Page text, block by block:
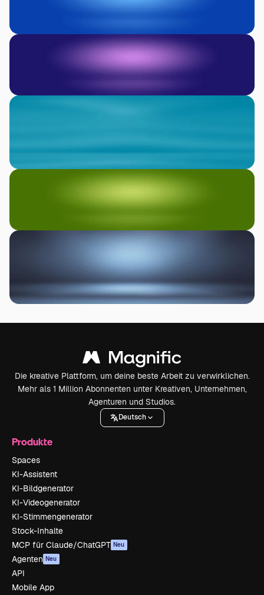
Die kreative Plattform, um deine beste Arbeit zu verwirklichen.
Mehr als 1 Million Abonnenten unter Kreativen, Unternehmen,
Agenturen und Studios.
Deutsch
Produkte
Spaces
KI-Assistent
KI-Bildgenerator
KI-Videogenerator
KI-Stimmengenerator
Stock-Inhalte
MCP für Claude/ChatGPT Neu
Agenten Neu
API
Mobile App